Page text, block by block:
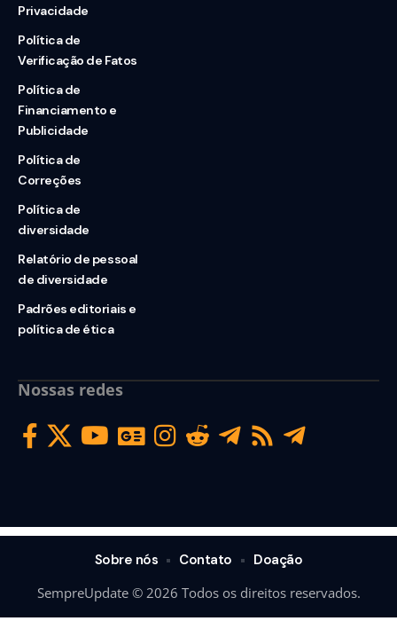
Privacidade
Política de
Verificação de Fatos
Política de
Financiamento e
Publicidade
Política de
Correções
Política de
diversidade
Relatório de pessoal
de diversidade
Padrões editoriais e
política de ética
Nossas redes
SempreUpdate © 2026 Todos os direitos reservados.
Sobre nós Contato Doação